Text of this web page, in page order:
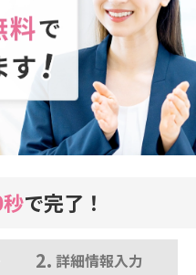
で完了！
2. 詳細情報入力